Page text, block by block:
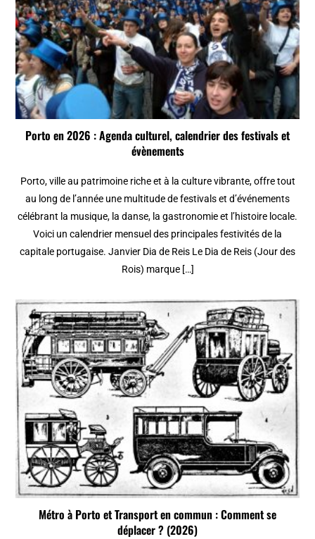
Porto en 2026 : Agenda culturel, calendrier des festivals et
évènements
Porto, ville au patrimoine riche et à la culture vibrante, offre tout
au long de l’année une multitude de festivals et d’événements
célébrant la musique, la danse, la gastronomie et l’histoire locale.
Voici un calendrier mensuel des principales festivités de la
capitale portugaise. Janvier Dia de Reis Le Dia de Reis (Jour des
Rois) marque […]
Métro à Porto et Transport en commun : Comment se
déplacer ? (2026)